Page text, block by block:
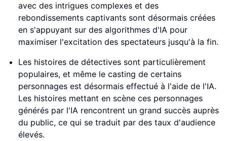
avec des intrigues complexes et des
rebondissements captivants sont désormais créées
en s'appuyant sur des algorithmes d'IA pour
maximiser l'excitation des spectateurs jusqu'à la fin.
Les histoires de détectives sont particulièrement
populaires, et même le casting de certains
personnages est désormais effectué à l'aide de l'IA.
Les histoires mettant en scène ces personnages
générés par l'IA rencontrent un grand succès auprès
du public, ce qui se traduit par des taux d'audience
élevés.